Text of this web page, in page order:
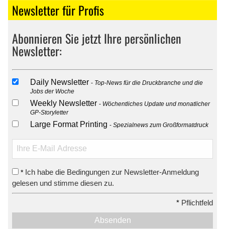
Newsletter für Profis
Abonnieren Sie jetzt Ihre persönlichen
Newsletter:
Daily Newsletter
Top-News für die Druckbranche und die
Jobs der Woche
Weekly Newsletter
Wöchentliches Update und monatlicher
GP-Storyletter
Large Format Printing Spezialnews zum Großformatdruck
* Ich habe die Bedingungen zur Newsletter-Anmeldung
gelesen und stimme diesen zu.
* Pflichtfeld
Absenden